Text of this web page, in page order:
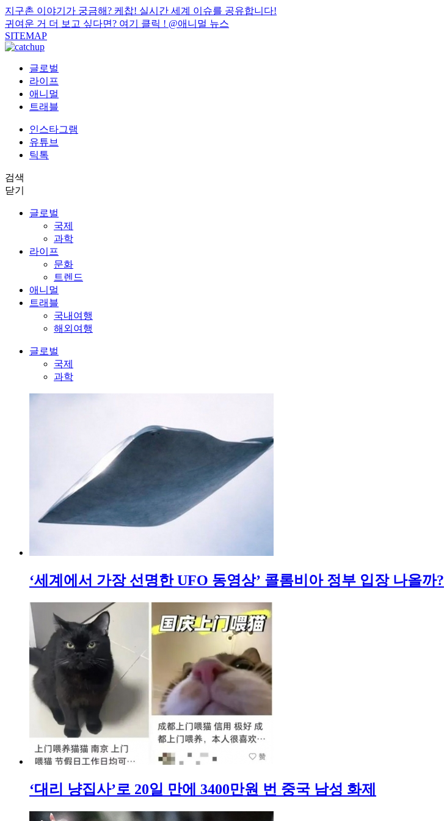
지구촌 이야기가 궁금해? 케찹! 실시간 세계 이슈를 공유합니다!
귀여운 거 더 보고 싶다면? 여기 클릭 ! @애니멀 뉴스
SITEMAP
글로벌
라이프
애니멀
트래블
인스타그램
유튜브
틱톡
검색
닫기
글로벌
국제
과학
라이프
문화
트렌드
애니멀
트래블
국내여행
해외여행
글로벌
국제
과학
‘세계에서 가장 선명한 UFO 동영상’ 콜롬비아 정부 입장 나올까?
‘대리 냥집사’로 20일 만에 3400만원 번 중국 남성 화제